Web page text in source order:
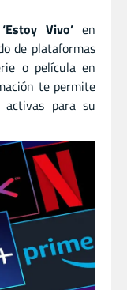
‘Estoy Vivo’en
de plataformas
o película en
te permite
activas para su